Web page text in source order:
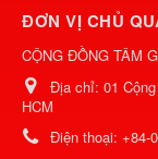
ĐƠN VỊ CHỦ
CỘNG ĐỒNG TÂM
Địa chỉ: 01
HCM
Điện thoại: +84-